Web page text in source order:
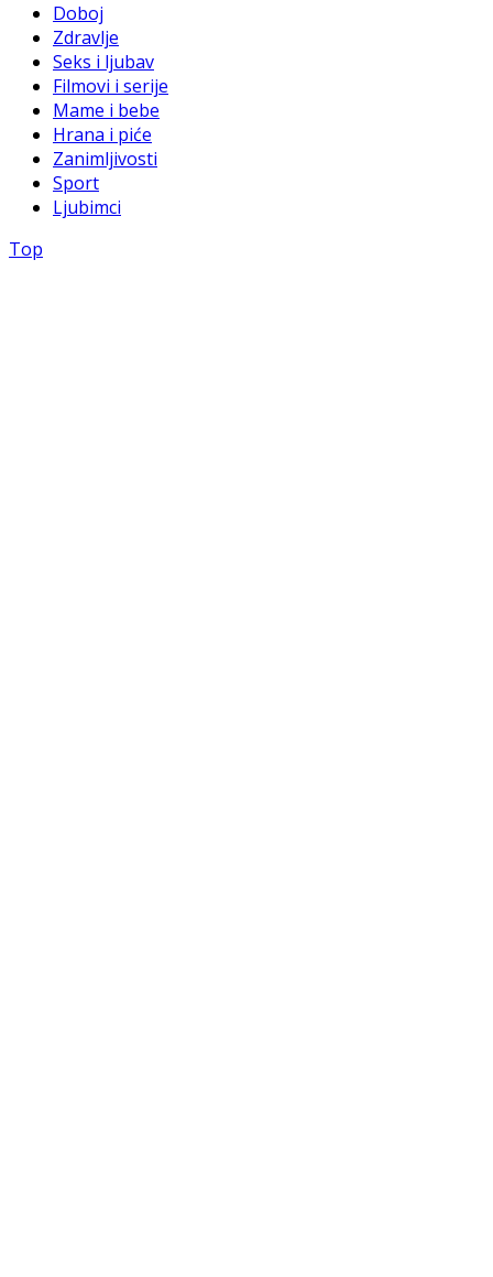
Doboj
Zdravlje
Seks i ljubav
Filmovi i serije
Mame i bebe
Hrana i piće
Zanimljivosti
Sport
Ljubimci
Top